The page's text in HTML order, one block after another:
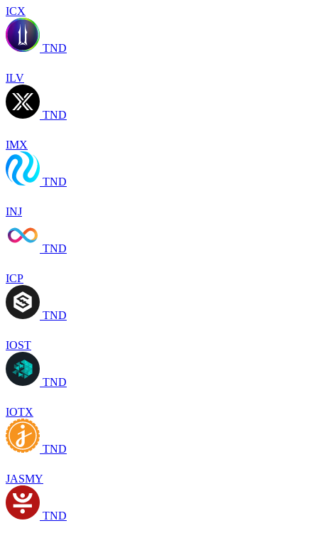
ICX
TND
ILV
TND
IMX
TND
INJ
TND
ICP
TND
IOST
TND
IOTX
TND
JASMY
TND